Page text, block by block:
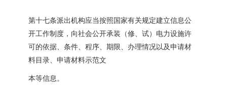
第十七条派出机构应当按照国家有关规定建立信息公
开工作制度，向社会公开承装（修、试）电力设施许
可的依据、条件、程序、期限、办理情况以及申请材
料目录、申请材料示范文
本等信息。